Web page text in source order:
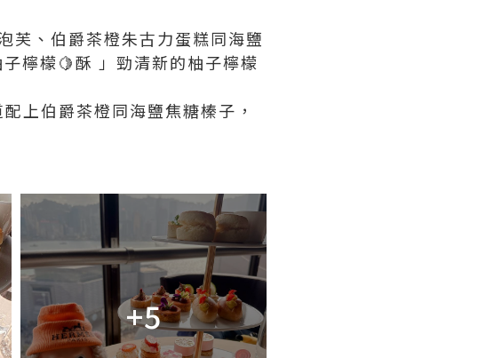
芙、伯爵茶橙朱古力蛋糕同海鹽
檸檬🍋酥 」勁清新的柚子檸檬
上伯爵茶橙同海鹽焦糖榛子，
+5